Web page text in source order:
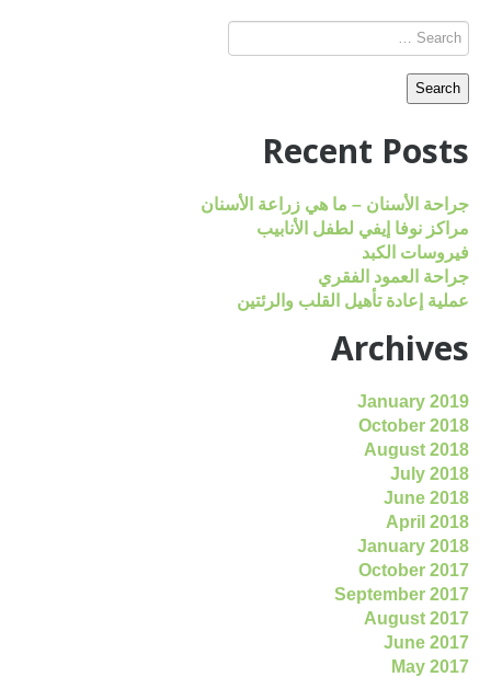
Recent Posts
جراحة الأسنان – ما هي زراعة الأسنان
مراكز نوفا إيفي لطفل الأنابيب
فيروسات الكبد
جراحة العمود الفقري
عملية إعادة تأهيل القلب والرئتين
Archives
January 2019
October 2018
August 2018
July 2018
June 2018
April 2018
January 2018
October 2017
September 2017
August 2017
June 2017
May 2017